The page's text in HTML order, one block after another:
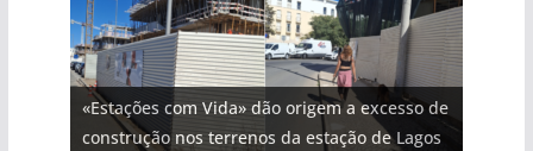
«Estações com Vida» dão origem a excesso de
construção nos terrenos da estação de Lagos